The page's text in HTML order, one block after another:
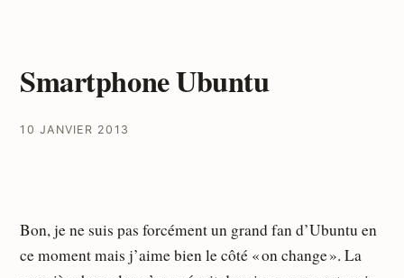
Smartphone Ubuntu
10 JANVIER 2013
Bon, je ne suis pas forcément un grand fan d’Ubuntu en
ce moment mais j’aime bien le côté « on change ». La